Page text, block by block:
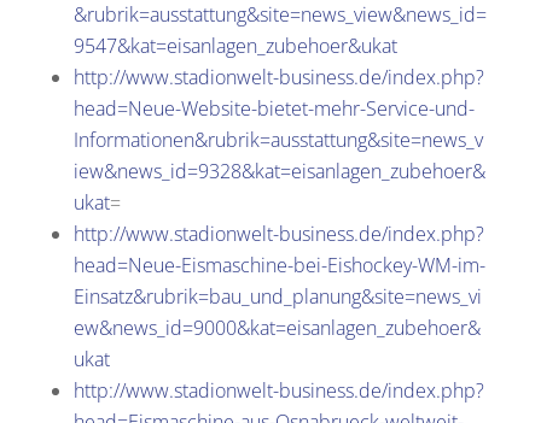
&rubrik=ausstattung&site=news_view&news_id=
9547&kat=eisanlagen_zubehoer&ukat
http://www.stadionwelt-business.de/index.php?
head=Neue-Website-bietet-mehr-Service-und-
Informationen&rubrik=ausstattung&site=news_v
iew&news_id=9328&kat=eisanlagen_zubehoer&
ukat=
http://www.stadionwelt-business.de/index.php?
head=Neue-Eismaschine-bei-Eishockey-WM-im-
Einsatz&rubrik=bau_und_planung&site=news_vi
ew&news_id=9000&kat=eisanlagen_zubehoer&
ukat
http://www.stadionwelt-business.de/index.php?